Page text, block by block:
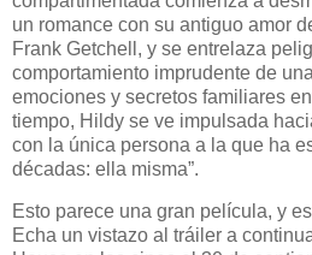
un romance con su antiguo amor
Frank Getchell, y se entrelaza
comportamiento imprudente de
emociones y secretos familiares
tiempo, Hildy se ve impulsada
con la única persona a la que ha
décadas: ella misma”.
Esto parece una gran película, y
Echa un vistazo al tráiler a